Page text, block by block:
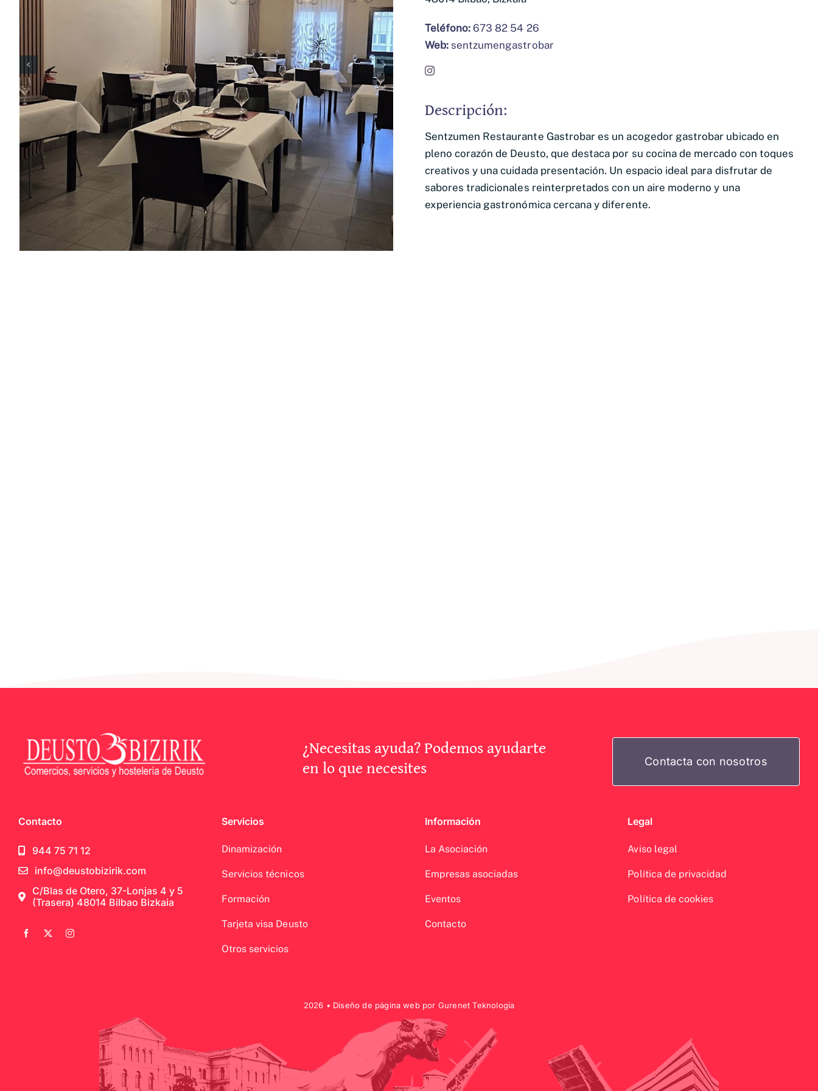
Teléfono:673 82 54 26
Web: sentzumengastrobar
Descripción:
Sentzumen Restaurante Gastrobar es un acogedor gastrobar ubicado en
pleno corazón de Deusto, que destaca por su cocina de mercado con toques
creativos y una cuidada presentación. Un espacio ideal para disfrutar de
sabores tradicionales reinterpretados con un aire moderno y una
experiencia gastronómica cercana y diferente.
¿Necesitas ayuda? Podemos ayudarte
en lo que necesites
Contacta con nosotros
Contacto
944 75 71 12
info@deustobizirik.com
C/Blas de Otero, 37-Lonjas 4 y 5
(Trasera) 48014 Bilbao Bizkaia
Servicios
Dinamización
Servicios técnicos
Formación
Tarjeta visa Deusto
Otros servicios
Información
La Asociación
Empresas asociadas
Eventos
Contacto
Legal
Aviso legal
Política de privacidad
Política de cookies
2026 • Diseño de página webpor Gurenet Teknologia